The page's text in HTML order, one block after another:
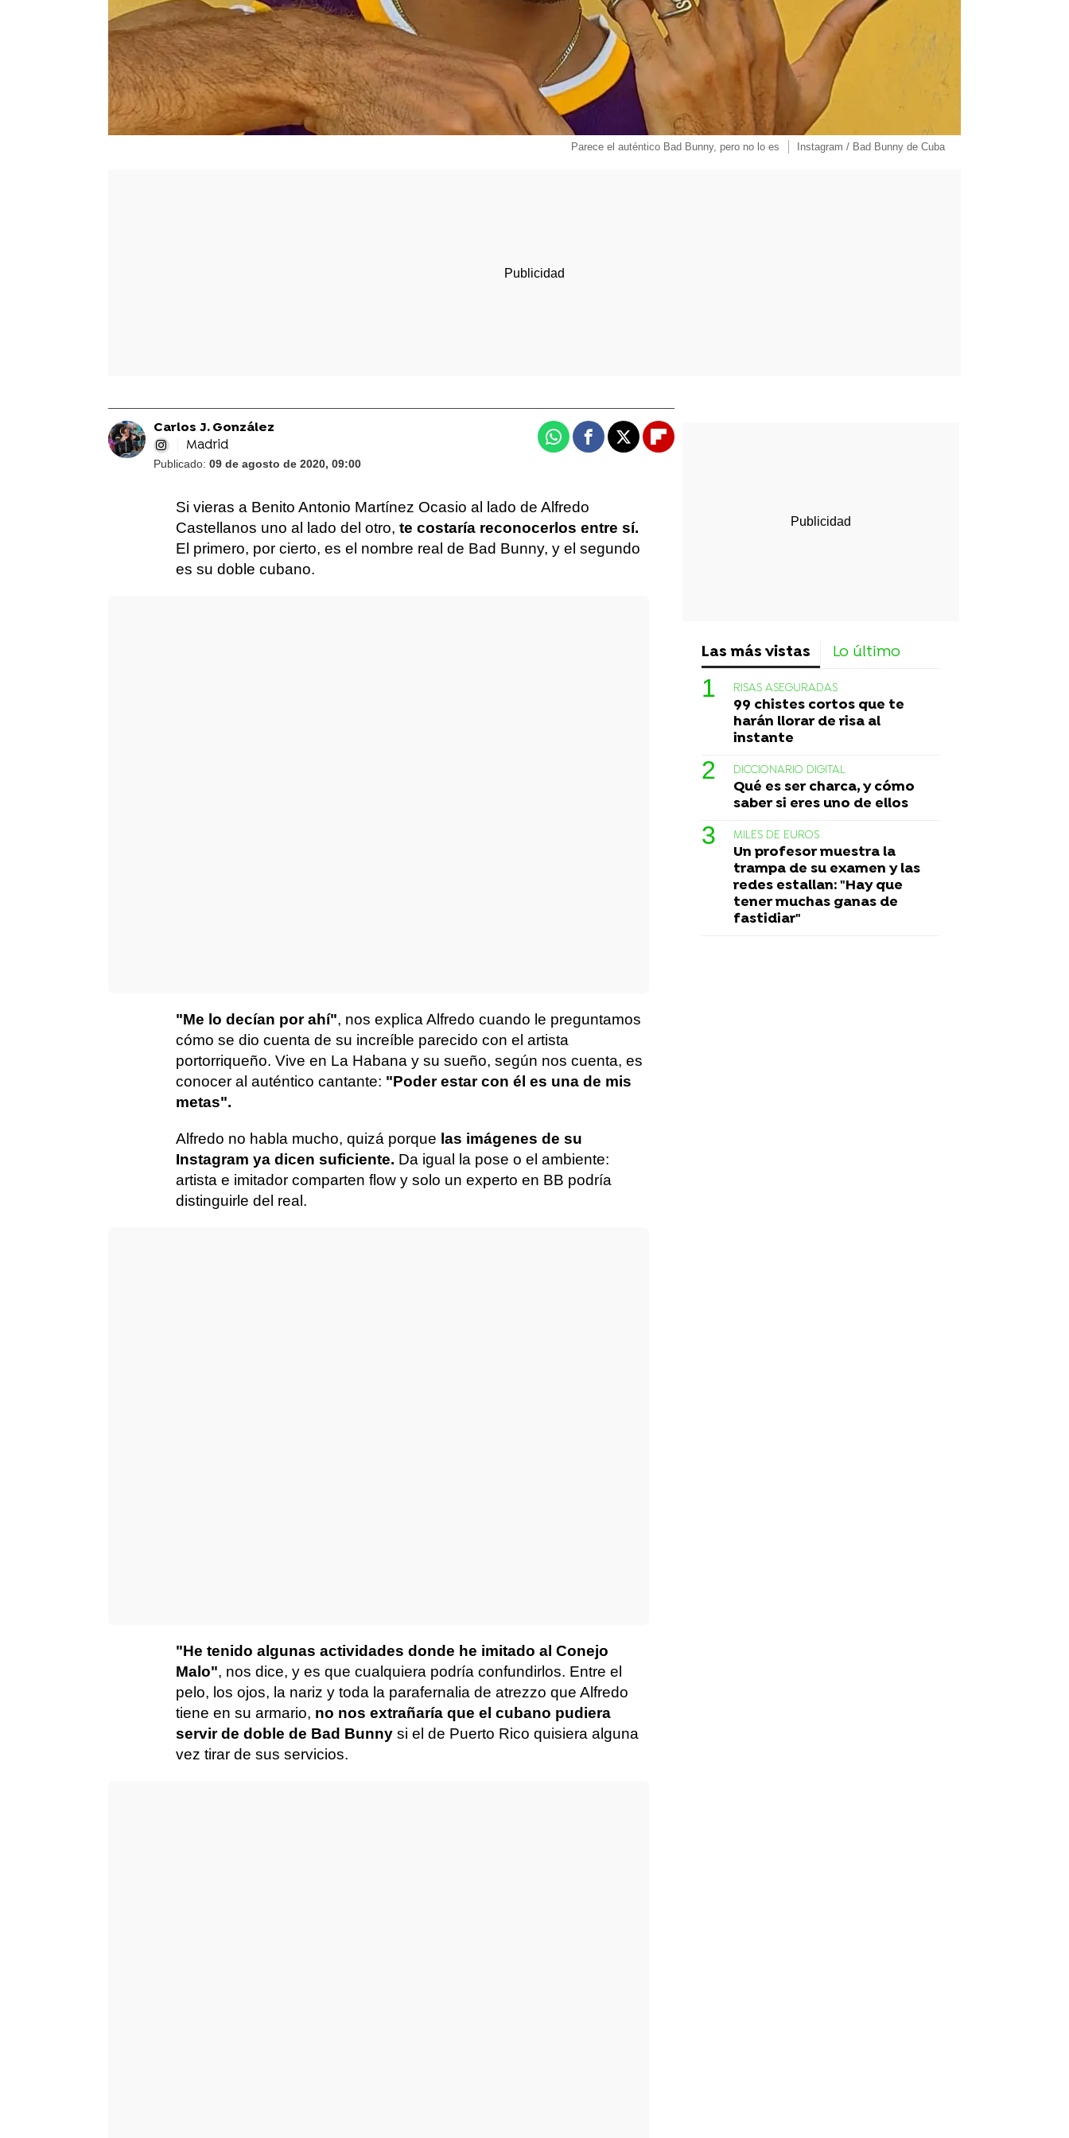
Parece el auténtico Bad Bunny, pero no lo es Instagram / Bad Bunny de Cuba
Carlos J. González
Madrid
Publicado: 09 de agosto de 2020, 09:00
WhatsappFacebook
X Flipboard
Si vieras a Benito Antonio Martínez Ocasio al lado de Alfredo
Castellanos uno al lado del otro, te costaría reconocerlos entre sí.
El primero, por cierto, es el nombre real de Bad Bunny, y el segundo
es su doble cubano.
"Me lo decían por ahí", nos explica Alfredo cuando le preguntamos
cómo se dio cuenta de su increíble parecido con el artista
portorriqueño. Vive en La Habana y su sueño, según nos cuenta, es
conocer al auténtico cantante: "Poder estar con él es una de mis
metas".
Alfredo no habla mucho, quizá porque las imágenes de su
Instagram ya dicen suficiente. Da igual la pose o el ambiente:
artista e imitador comparten flow y solo un experto en BB podría
distinguirle del real.
"He tenido algunas actividades donde he imitado al Conejo
Malo", nos dice, y es que cualquiera podría confundirlos. Entre el
pelo, los ojos, la nariz y toda la parafernalia de atrezzo que Alfredo
tiene en su armario, no nos extrañaría que el cubano pudiera
servir de doble de Bad Bunny si el de Puerto Rico quisiera alguna
vez tirar de sus servicios.
Las más vistas Lo último
RISAS ASEGURADAS
99 chistes cortos que te
harán llorar de risa al
instante
DICCIONARIO DIGITAL
Qué es ser charca, y cómo
saber si eres uno de ellos
MILES DE EUROS
Un profesor muestra la
trampa de su examen y las
redes estallan: "Hay que
tener muchas ganas de
fastidiar"